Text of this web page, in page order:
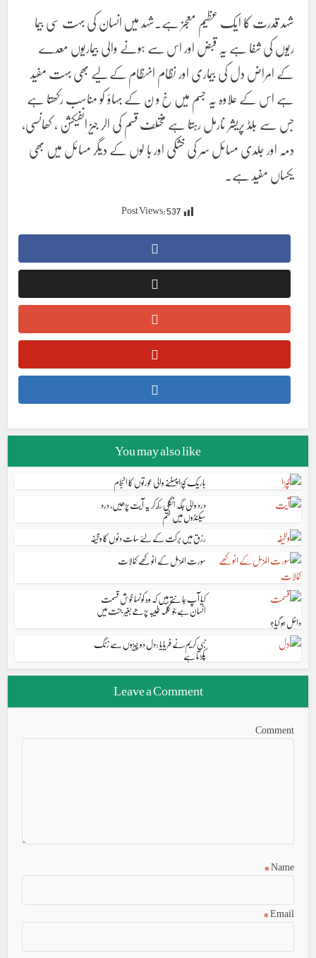
شہد قدرت کا ایک عظیم معجز ہے۔شہد میں انسان کی بہت سی بیما
ریوں کی شفا ہے یہ قبض اور اس سے ہونے والی بیماریوں معدے
کے امراض دل کی بیماری اور نظام انہظام کے لیے بھی بہت مفید
ہے اس کے علاوہ یہ جسم میں خ و ن کے بہاؤ کو مناسب رکھتا ہے
جس سے بلڈ پریشر نارمل رہتا ہے مختلف قسم کی الر جیز انفیکشن ، کھانسی،
دمہ اور جلدی مسائل سر کی خشکی اور با لوں کے دیگر مسائل میں بھی
یکساں مفید ہے۔
Post Views:537
You may also like
باریک کپڑا پہننے والی عورتوں کا انجام
درد والی جگہ انگلی رکھ کر یہ آیت پڑھیں، درد
سیکنڈوں میں ختم
رزق میں برکت کے لئے سات دنوں کا وظیفہ
سورت المزمل کے انوکھے کمالات
کیا آپ جانتے ہیں کہ وہ کونسا خوش قسمت
انسان ہے جو کلمہ طیبہ پڑھے بغیر جنت میں
داخل ہو گیا؟
نبی کریم ؐنے فریایا :دل دو چیزوں سے زنگ
پکڑتا ہے
Leave a Comment
Comment
Name
*
Email
*